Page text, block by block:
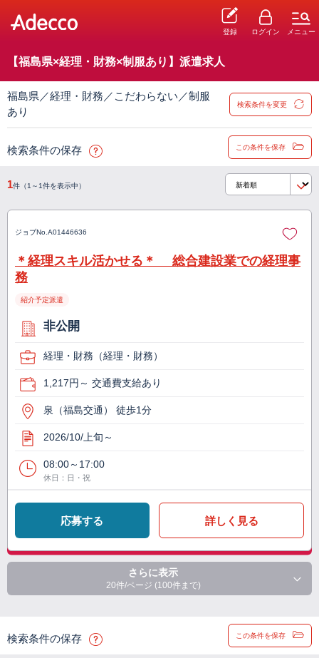
登録 ログイン メニュー
【福島県×経理・財務×制服あり】派遣求人
福島県／経理・財務／こだわらない／制服
あり
検索条件を変更
検索条件の保存 この条件を保存
1件（1～1件を表示中）
ジョブNo. A01446636
＊経理スキル活かせる＊ 総合建設業での経理事
務
紹介予定派遣
非公開
経理・財務（経理・財務）
1,217円～ 交通費支給あり
泉（福島交通） 徒歩1分
2026/10/上旬～
08:00～17:00
休日：日・祝
応募する 詳しく見る
さらに表示
20件/ページ (100件まで)
検索条件の保存 この条件を保存